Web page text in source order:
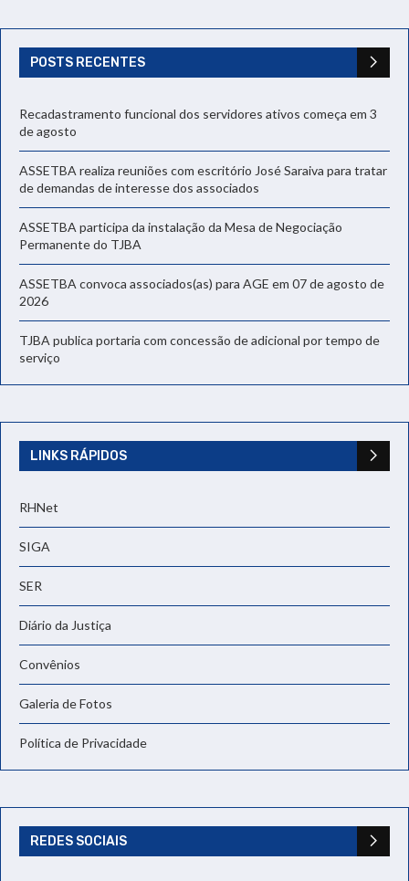
POSTS RECENTES
Recadastramento funcional dos servidores ativos começa em 3
de agosto
ASSETBA realiza reuniões com escritório José Saraiva para tratar
de demandas de interesse dos associados
ASSETBA participa da instalação da Mesa de Negociação
Permanente do TJBA
ASSETBA convoca associados(as) para AGE em 07 de agosto de
2026
TJBA publica portaria com concessão de adicional por tempo de
serviço
LINKS RÁPIDOS
RHNet
SIGA
SER
Diário da Justiça
Convênios
Galeria de Fotos
Política de Privacidade
REDES SOCIAIS